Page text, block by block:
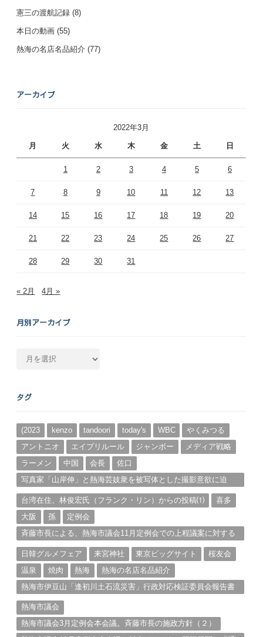
憲三の渡航記録 (8)
本日の動画 (55)
熱海の名店名品紹介 (77)
アーカイブ
2022年3月
月 火 水 木 金 土 日
1 2 3 4 5 6
7 8 9 10 11 12 13
14 15 16 17 18 19 20
21 22 23 24 25 26 27
28 29 30 31
« 2月 4月 »
月別アーカイブ
カ
ブ
タグ
(2023 kenzo tandoori today's WBC
やくみつる
アントニオ
エイプリルール ジャンボー
メディア戦略
ラーメン
中国 会長
佐口
写真家「山岸伸」と熱海芸妓衆を被写体とした撮影意欲に迫
台湾在住、林俊宏氏（フランク・リン）からの投稿⑴
喜多
大阪
孫
定例会
斉藤市長による、熱海市議会11月定例会での上程議案に対する
日韓グルメフェア
来宮神社 東京ビッグサイト
桜友会
温泉
焼肉 熱海
熱海の名店名品紹介
熱海市伊豆山「逢初川土石流災害」行政対応検証委員会報告書
熱海市議会
熱海市議会3月定例会本会議。斉藤市長の施政方針（２）